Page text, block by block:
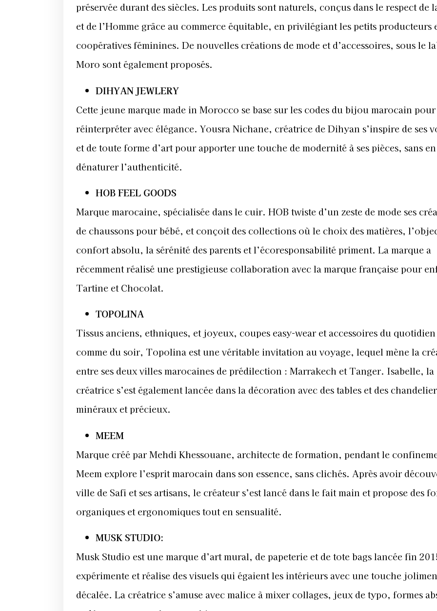
préservée durant des siècles. Les produits sont naturels, conçus dans le respect de
et de l’Homme grâce au commerce équitable, en privilégiant les petits producteurs
coopératives féminines. De nouvelles créations de mode et d’accessoires, sous le
Moro sont également proposés.
DIHYAN JEWLERY
Cette jeune marque made in Morocco se base sur les codes du bijou marocain
réinterpréter avec élégance. Yousra Nichane, créatrice de Dihyan s’inspire de ses
et de toute forme d’art pour apporter une touche de modernité à ses pièces, sans en
dénaturer l’authenticité.
HOB FEEL GOODS
Marque marocaine, spécialisée dans le cuir. HOB twiste d’un zeste de mode ses
de chaussons pour bébé, et conçoit des collections où le choix des matières,
confort absolu, la sérénité des parents et l’écoresponsabilité priment. La marque a
récemment réalisé une prestigieuse collaboration avec la marque française pour
Tartine et Chocolat.
TOPOLINA
Tissus anciens, ethniques, et joyeux, coupes easy-wear et accessoires du
comme du soir, Topolina est une véritable invitation au voyage, lequel mène la
entre ses deux villes marocaines de prédilection : Marrakech et Tanger. Isabelle, la
créatrice s’est également lancée dans la décoration avec des tables et des
minéraux et précieux.
MEEM
Marque créé par Mehdi Khessouane, architecte de formation, pendant le
Meem explore l’esprit marocain dans son essence, sans clichés. Après avoir
ville de Safi et ses artisans, le créateur s’est lancé dans le fait main et propose des
organiques et ergonomiques tout en sensualité.
MUSK STUDIO:
Musk Studio est une marque d’art mural, de papeterie et de tote bags lancée fin
expérimente et réalise des visuels qui égaient les intérieurs avec une touche
décalée. La créatrice s’amuse avec malice à mixer collages, jeux de typo, formes